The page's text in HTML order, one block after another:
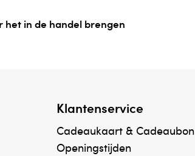
in de handel brengen
Klantenservice
Cadeaukaart & Cadeaubon
Openingstijden